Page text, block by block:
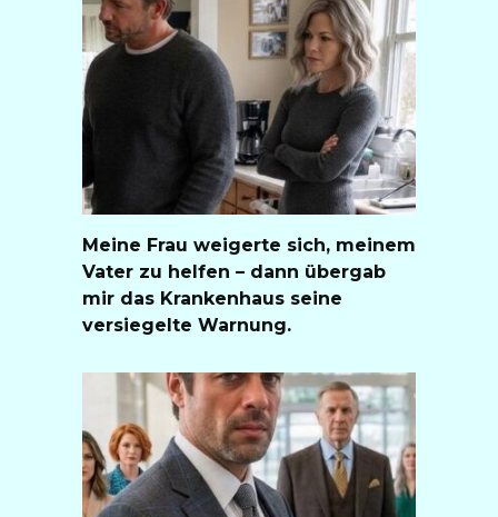
Meine Frau weigerte sich, meinem
Vater zu helfen – dann übergab
mir das Krankenhaus seine
versiegelte Warnung.